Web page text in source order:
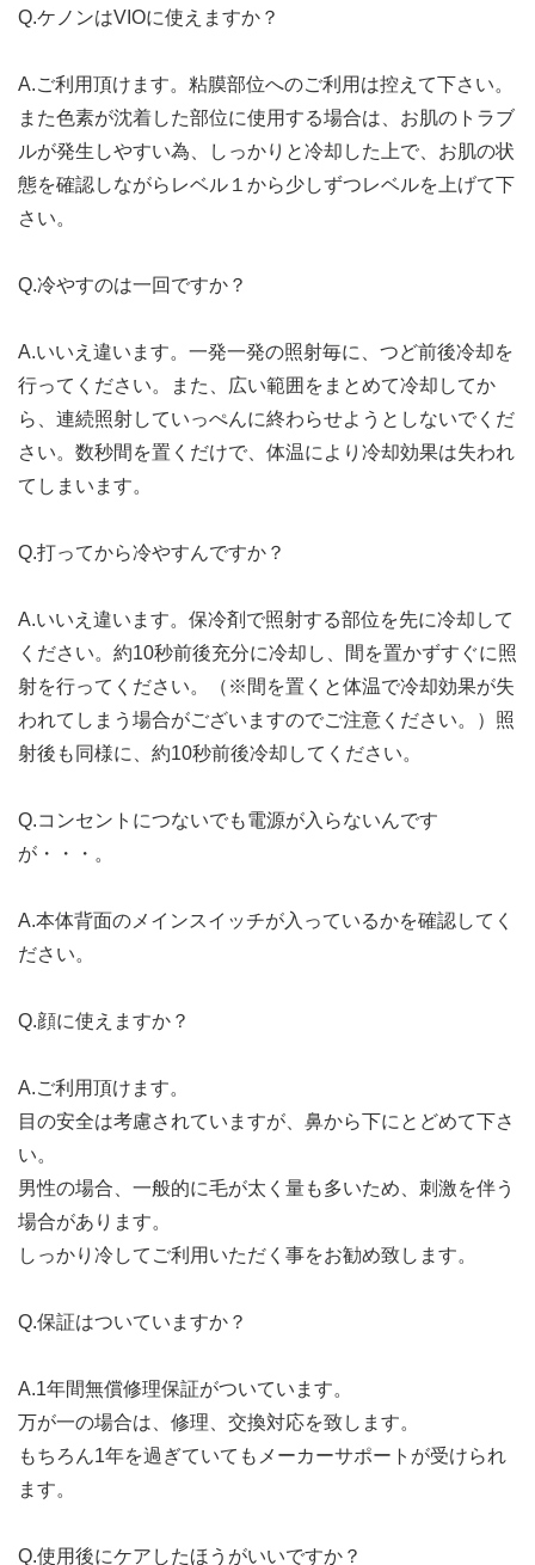
Q.ケノンはVIOに使えますか？
A.ご利用頂けます。粘膜部位へのご利用は控えて下さい。
また色素が沈着した部位に使用する場合は、お肌のトラブ
ルが発生しやすい為、しっかりと冷却した上で、お肌の状
態を確認しながらレベル１から少しずつレベルを上げて下
さい。
Q.冷やすのは一回ですか？
A.いいえ違います。一発一発の照射毎に、つど前後冷却を
行ってください。また、広い範囲をまとめて冷却してか
ら、連続照射していっぺんに終わらせようとしないでくだ
さい。数秒間を置くだけで、体温により冷却効果は失われ
てしまいます。
Q.打ってから冷やすんですか？
A.いいえ違います。保冷剤で照射する部位を先に冷却して
ください。約10秒前後充分に冷却し、間を置かずすぐに照
射を行ってください。（※間を置くと体温で冷却効果が失
われてしまう場合がございますのでご注意ください。）照
射後も同様に、約10秒前後冷却してください。
Q.コンセントにつないでも電源が入らないんです
が・・・。
A.本体背面のメインスイッチが入っているかを確認してく
ださい。
Q.顔に使えますか？
A.ご利用頂けます。
目の安全は考慮されていますが、鼻から下にとどめて下さ
い。
男性の場合、一般的に毛が太く量も多いため、刺激を伴う
場合があります。
しっかり冷してご利用いただく事をお勧め致します。
Q.保証はついていますか？
A.1年間無償修理保証がついています。
万が一の場合は、修理、交換対応を致します。
もちろん1年を過ぎていてもメーカーサポートが受けられ
ます。
Q.使用後にケアしたほうがいいですか？